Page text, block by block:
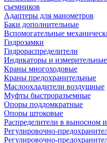
съемников
Адаптеры для манометров
Баки дополнительные
Вспомогательные
Гидрозамки
Гидрораспределители
Индикаторы и
Краны многоходовые
Краны предохранительные
Маслоохладители воздушные
Муфты быстроразъемные
Опоры поддомкратные
Опоры штоковые
Распределители в выносном
Регулировочно-
Регулировочно-